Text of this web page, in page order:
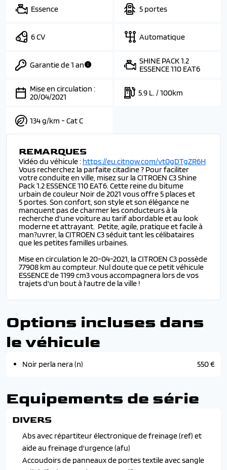
Essence 5 portes
6 CV Automatique
Garantie de 1 an
SHINE PACK 1.2
ESSENCE 110 EAT6
Mise en circulation :
20/04/2021
5.9 L. / 100km
134 g/km - Cat C
REMARQUES
Vidéo du véhicule : https://eu.citnow.com/vt0gDTgZR6H
Vous recherchez la parfaite citadine ? Pour faciliter
votre conduite en ville, misez sur la CITROEN C3 Shine
Pack 1.2 ESSENCE 110 EAT6. Cette reine du bitume
urbain de couleur Noir de 2021 vous offre 5 places et
5 portes. Son confort, son style et son élégance ne
manquent pas de charmer les conducteurs à la
recherche d'une voiture au tarif abordable et au look
moderne et attrayant. Petite, agile, pratique et facile à
man?uvrer, la CITROEN C3 séduit tant les célibataires
que les petites familles urbaines.
Mise en circulation le 20-04-2021, la CITROEN C3 possède
77908 km au compteur. Nul doute que ce petit véhicule
ESSENCE de 1199 cm3 vous accompagnera lors de vos
trajets d'un bout à l'autre de la ville !
Options incluses dans
le véhicule
Noir perla nera (n) 550 €
Equipements de série
DIVERS
Abs avec répartiteur électronique de freinage (ref) et
aide au freinage d'urgence (afu)
Accoudoirs de panneaux de portes textile avec sangle